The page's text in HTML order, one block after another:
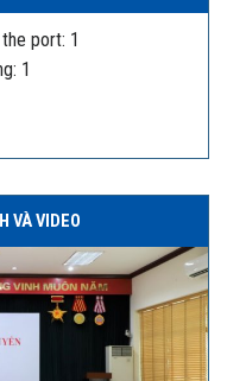
port: 1
1
VÀ VIDEO